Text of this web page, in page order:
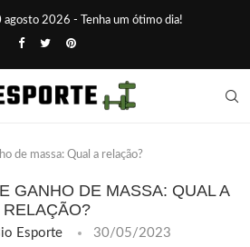
agosto 2026 - Tenha um ótimo dia!
de massa: Qual a relação?
GANHO DE MASSA: QUAL A
RELAÇÃO?
Esporte 30/05/2023